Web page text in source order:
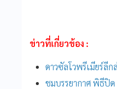
ข่าวที่เกี่ยวข้อง :
ดาวซัลโวพรีเมียร์ลี
ชมบรรยากาศ พิธีปิ